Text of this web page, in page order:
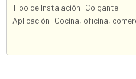
Tipo de Instalación: Colgante.
Aplicación: Cocina, oficina,